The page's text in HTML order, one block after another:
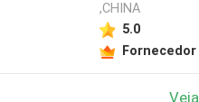
,CHINA
5.0